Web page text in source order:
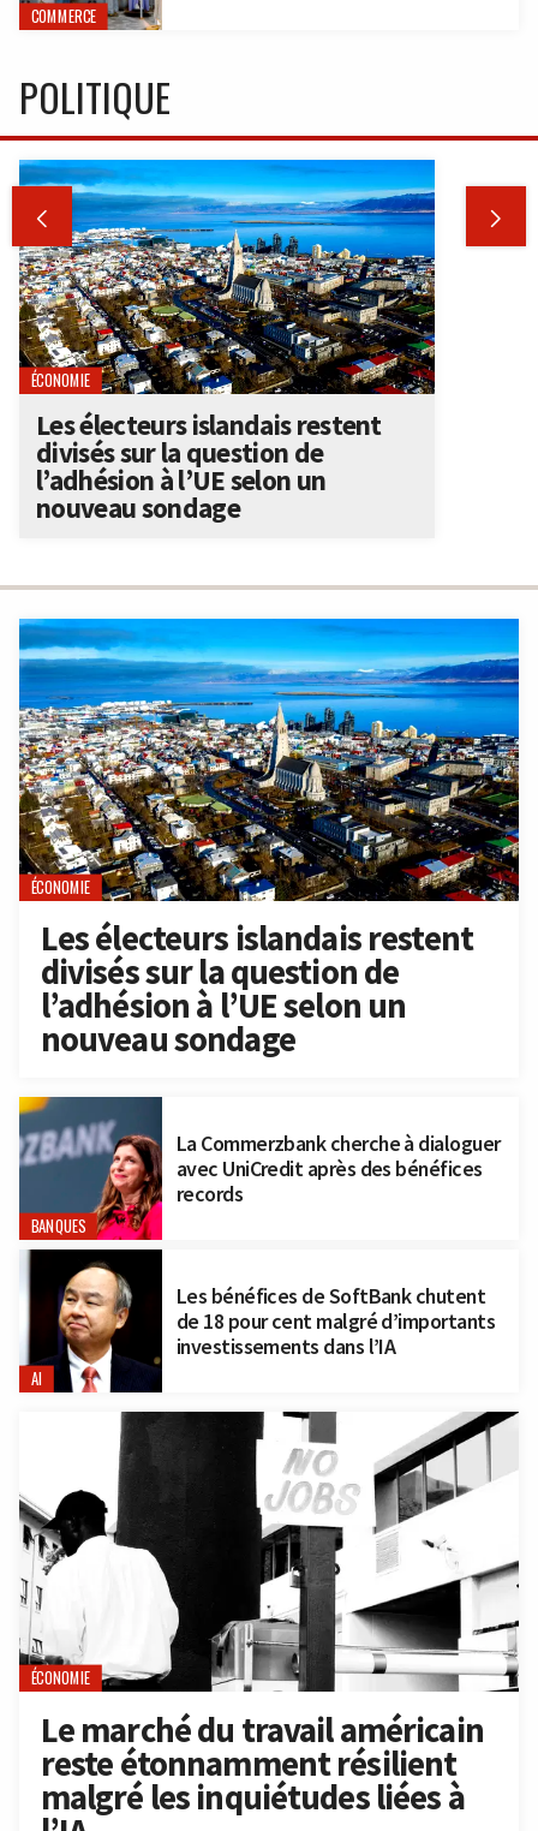
COMMERCE
ÉCONOMIE
Les électeurs islandais restent
divisés sur la question de
l’adhésion à l’UE selon un
nouveau sondage
BANQUES
La Commerzbank cherche à dialoguer
avec UniCredit après des bénéfices
records
AI
Les bénéfices de SoftBank chutent
de 18 pour cent malgré d’importants
investissements dans l’IA
ÉCONOMIE
Le marché du travail américain
reste étonnamment résilient
malgré les inquiétudes liées à
POLITIQUE
 
ÉCONOMIE
Les électeurs islandais restent
divisés sur la question de
l’adhésion à l’UE selon un
nouveau sondage